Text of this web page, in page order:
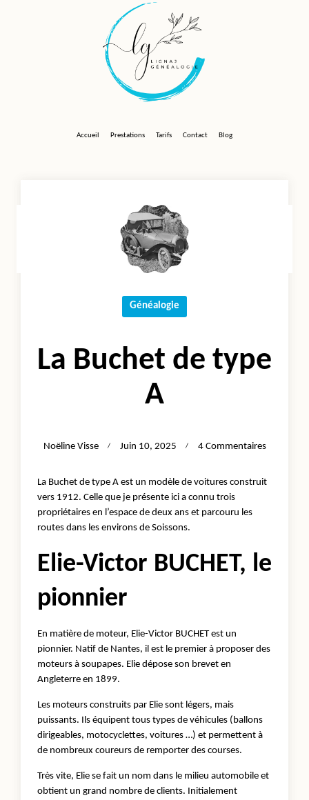
Accueil Prestations Tarifs Contact Blog
Généalogie
La Buchet de type
A
Noëline Visse Juin 10, 2025 4 CommentairesSur
La Buchet de type A est un modèle de voitures construit
vers 1912. Celle que je présente ici a connu trois
propriétaires en l’espace de deux ans et parcouru les
routes dans les environs de Soissons.
Elie-Victor BUCHET, le
pionnier
En matière de moteur, Elie-Victor BUCHET est un
pionnier. Natif de Nantes, il est le premier à proposer des
moteurs à soupapes. Elie dépose son brevet en
Angleterre en 1899.
Les moteurs construits par Elie sont légers, mais
puissants. Ils équipent tous types de véhicules (ballons
dirigeables, motocyclettes, voitures …) et permettent à
de nombreux coureurs de remporter des courses.
Très vite, Elie se fait un nom dans le milieu automobile et
obtient un grand nombre de clients. Initialement